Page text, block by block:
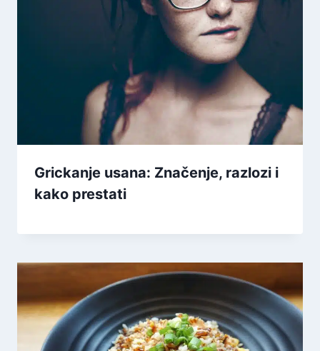
Grickanje usana: Značenje, razlozi i
kako prestati